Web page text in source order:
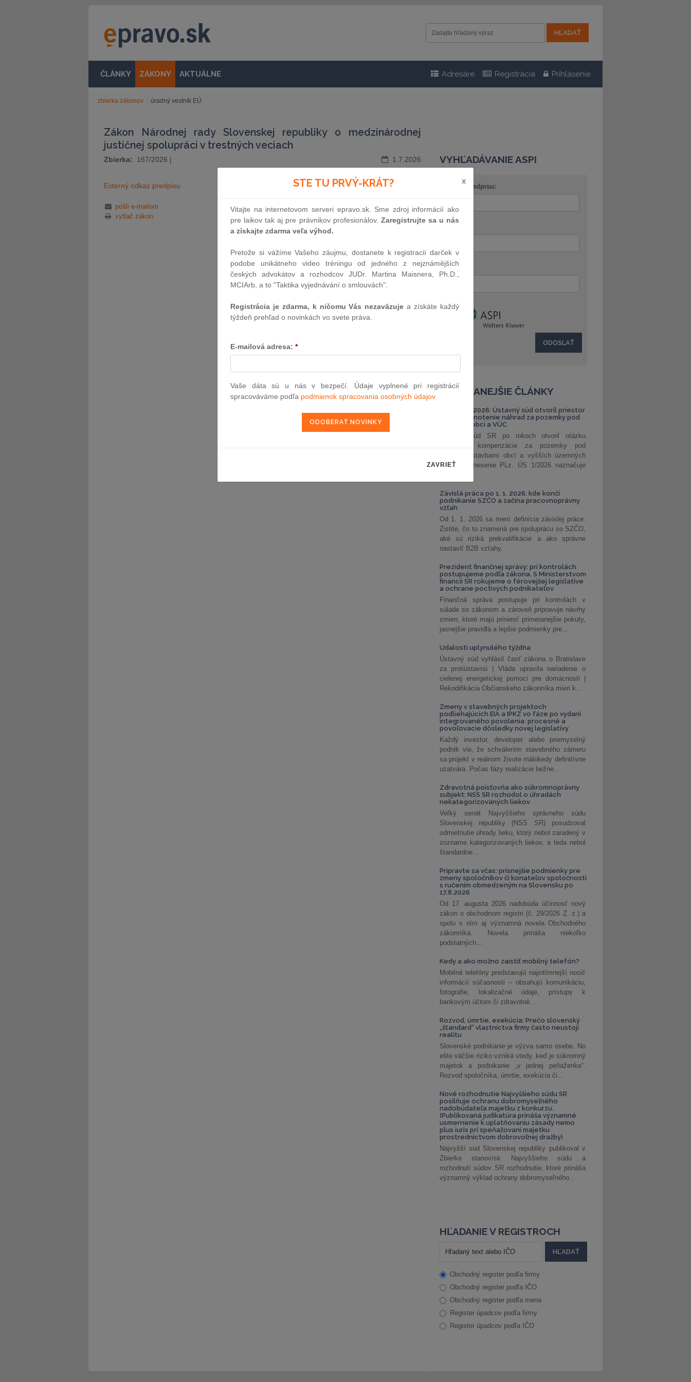
ČLÁNKY ZÁKONY AKTUÁLNE Adresáre Registrácia Prihlásenie
zbierka zákonov úradný vestník EÚ
Zákon Národnej rady Slovenskej republiky o medzinárodnej
justičnej spolupráci v trestných veciach
Zbierka: 167/2026 | 1.7.2026
Externý odkaz predpisu
pošli e-mailom
vytlač zákon
VYHĽADÁVANIE ASPI
Číslo predpisu:
Text:
NAJČÍTANEJŠIE ČLÁNKY
PLz. ÚS 1/2026: Ústavný súd otvoril priestor
na prehodnotenie náhrad za pozemky pod
stavbami obcí a VÚC
Ústavný súd SR po rokoch otvoril otázku
primeranej kompenzácie za pozemky pod
verejnými stavbami obcí a vyšších územných
celkov. Uznesenie PLz. ÚS 1/2026 naznačuje
odklon od...
Závislá práca po 1. 1. 2026: kde končí
podnikanie SZČO a začína pracovnoprávny
vzťah
Od 1. 1. 2026 sa mení definícia závislej práce.
Zistite, čo to znamená pre spoluprácu so SZČO,
aké sú riziká prekvalifikácie a ako správne
nastaviť B2B vzťahy.
Prezident finančnej správy: pri kontrolách
postupujeme podľa zákona. S Ministerstvom
financií SR rokujeme o férovejšej legislatíve
a ochrane poctivých podnikateľov
Finančná správa postupuje pri kontrolách v
súlade so zákonom a zároveň pripravuje návrhy
zmien, ktoré majú priniesť primeranejšie pokuty,
jasnejšie pravidlá a lepšie podmienky pre...
Udalosti uplynulého týždňa
Ústavný súd vyhlásil časť zákona o Bratislave
za protiústavnú | Vláda upravila nariadenie o
cielenej energetickej pomoci pre domácnosti |
Rekodifikácia Občianskeho zákonníka mieri k...
Zmeny v stavebných projektoch
podliehajúcich EIA a IPKZ vo fáze po vydaní
integrovaného povolenia: procesné a
povoľovacie dôsledky novej legislatívy
Každý investor, developer alebo priemyselný
podnik vie, že schválením stavebného zámeru
sa projekt v reálnom živote málokedy definitívne
uzatvára. Počas fázy realizácie bežne...
Zdravotná poisťovňa ako súkromnoprávny
subjekt: NSS SR rozhodol o úhradách
nekategorizovaných liekov
Veľký senát Najvyššieho správneho súdu
Slovenskej republiky (NSS SR) posudzoval
odmietnutie úhrady lieku, ktorý nebol zaradený v
zozname kategorizovaných liekov, a teda nebol
štandardne...
Pripravte sa včas: prísnejšie podmienky pre
zmeny spoločníkov či konateľov spoločnosti
s ručením obmedzeným na Slovensku po
17.8.2026
Od 17. augusta 2026 nadobúda účinnosť nový
zákon o obchodnom registri (č. 29/2026 Z. z.) a
spolu s ním aj významná novela Obchodného
zákonníka. Novela prináša niekoľko
podstatných...
Kedy a ako možno zaistiť mobilný telefón?
Mobilné telefóny predstavujú najintímnejší nosič
informácií súčasnosti – obsahujú komunikáciu,
fotografie, lokalizačné údaje, prístupy k
bankovým účtom či zdravotné...
Rozvod, úmrtie, exekúcia: Prečo slovenský
„štandard“ vlastníctva firmy často neustojí
realitu
Slovenské podnikanie je výzva samo osebe. No
ešte väčšie riziko vzniká vtedy, keď je súkromný
majetok a podnikanie „v jednej peňaženke“.
Rozvod spoločníka, úmrtie, exekúcia či...
Nové rozhodnutie Najvyššieho súdu SR
posilňuje ochranu dobromyseľného
nadobúdateľa majetku z konkurzu.
(Publikovaná judikatúra prináša významné
usmernenie k uplatňovaniu zásady nemo
plus iuris pri speňažovaní majetku
prostredníctvom dobrovoľnej dražby)
Najvyšší súd Slovenskej republiky publikoval v
Zbierke stanovísk Najvyššieho súdu a
rozhodnutí súdov SR rozhodnutie, ktoré prináša
významný výklad ochrany dobromyseľného...
HĽADANIE V REGISTROCH
Obchodný register podľa firmy
Obchodný register podľa IČO
Obchodný register podľa mena
Register úpadcov podľa firmy
Register úpadcov podľa IČO
STE TU PRVÝ-KRÁT? x
Vitajte na internetovom serveri epravo.sk. Sme zdroj informácií ako
pre laikov tak aj pre právnikov profesionálov. Zaregistrujte sa u nás
a získajte zdarma veľa výhod.
Pretože si vážíme Vašeho záujmu, dostanete k registracií darček v
podobe unikátneho video tréningu od jedného z nejznámějších
českých advokátov a rozhodcov JUDr. Martina Maisnera, Ph.D.,
MCIArb, a to "Taktika vyjednávání o smlouvách".
Registrácia je zdarma, k ničomu Vás nezaväzuje a získáte každý
týždeň prehľad o novinkách vo svete práva.
E-mailová adresa: *
Vaše dáta sú u nás v bezpečí. Údaje vyplnené pri registrácií
spracováváme podľa podmienok spracovania osobných údajov
ZAVRIEŤ